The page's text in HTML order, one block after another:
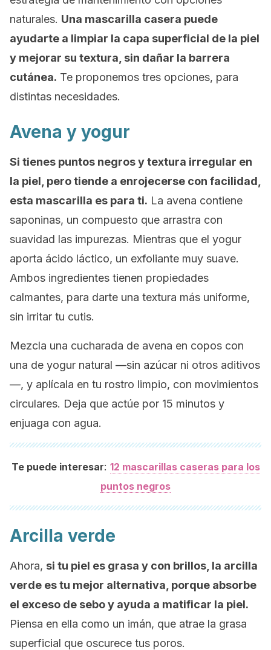
naturales. Una mascarilla casera puede
ayudarte a limpiar la capa superficial de la piel
y mejorar su textura, sin dañar la barrera
cutánea. Te proponemos tres opciones, para
distintas necesidades.
Avena y yogur
Si tienes puntos negros y textura irregular en
la piel, pero tiende a enrojecerse con facilidad,
esta mascarilla es para ti. La avena contiene
saponinas, un compuesto que arrastra con
suavidad las impurezas. Mientras que el yogur
aporta ácido láctico, un exfoliante muy suave.
Ambos ingredientes tienen propiedades
calmantes, para darte una textura más uniforme,
sin irritar tu cutis.
Mezcla una cucharada de avena en copos con
una de yogur natural —sin azúcar ni otros aditivos
—, y aplícala en tu rostro limpio, con movimientos
circulares. Deja que actúe por 15 minutos y
enjuaga con agua.
Te puede interesar: 12 mascarillas caseras para los
puntos negros
Arcilla verde
Ahora, si tu piel es grasa y con brillos, la arcilla
verde es tu mejor alternativa, porque absorbe
el exceso de sebo y ayuda a matificar la piel.
Piensa en ella como un imán, que atrae la grasa
superficial que oscurece tus poros.